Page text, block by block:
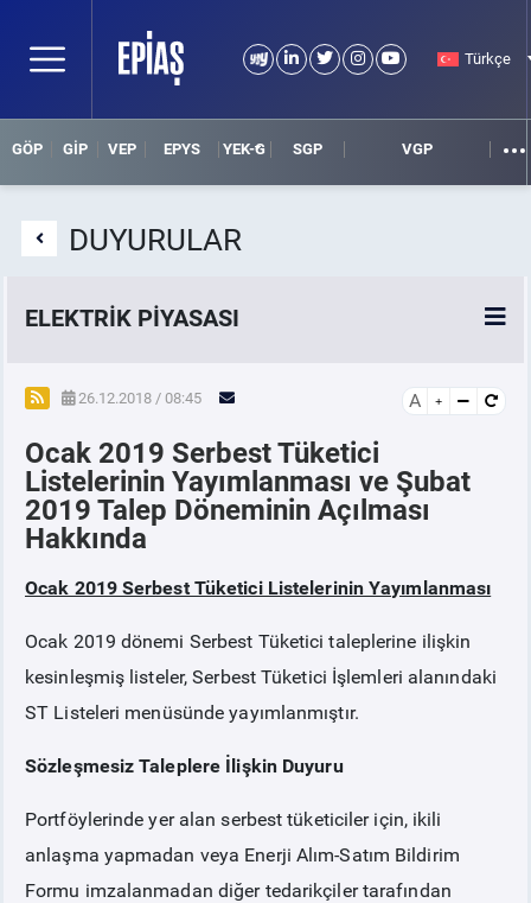
Türkçe
GÖP GİP VEP EPYS YEK-G SGP VGP
DUYURULAR
ELEKTRİK PİYASASI
SPOT ELEKTRİK PİYASALARI
ÖRNEK FİNANS BELGELERİ
VADELİ ELEKTRİK PİYASASI
PİYASAKAYITSÜRECİ
BÜLTENLER
26.12.2018 / 08:45 A
Ocak 2019 Serbest Tüketici
Listelerinin Yayımlanması ve Şubat
2019 Talep Döneminin Açılması
Hakkında
Ocak 2019 Serbest Tüketici Listelerinin Yayımlanması
Ocak 2019 dönemi Serbest Tüketici taleplerine ilişkin
kesinleşmiş listeler, Serbest Tüketici İşlemleri alanındaki
ST Listeleri menüsünde yayımlanmıştır.
Sözleşmesiz Taleplere İlişkin Duyuru
Portföylerinde yer alan serbest tüketiciler için, ikili
anlaşma yapmadan veya Enerji Alım-Satım Bildirim
Formu imzalanmadan diğer tedarikçiler tarafından